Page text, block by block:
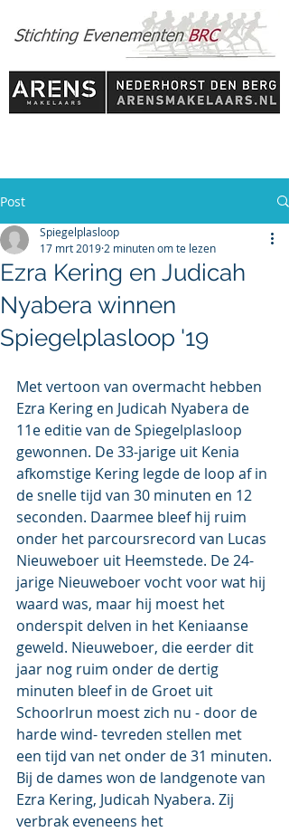
Post
Ezra Kering en Judicah
Nyabera winnen
Spiegelplasloop '19
Spiegelplasloop
17 mrt 2019 2 minuten om te lezen
Met vertoon van overmacht hebben
Ezra Kering en Judicah Nyabera de
11e editie van de Spiegelplasloop
gewonnen. De 33-jarige uit Kenia
afkomstige Kering legde de loop af in
de snelle tijd van 30 minuten en 12
seconden. Daarmee bleef hij ruim
onder het parcoursrecord van Lucas
Nieuweboer uit Heemstede. De 24-
jarige Nieuweboer vocht voor wat hij
waard was, maar hij moest het
onderspit delven in het Keniaanse
geweld. Nieuweboer, die eerder dit
jaar nog ruim onder de dertig
minuten bleef in de Groet uit
Schoorlrun moest zich nu - door de
harde wind- tevreden stellen met
een tijd van net onder de 31 minuten.
Bij de dames won de landgenote van
Ezra Kering, Judicah Nyabera. Zij
verbrak eveneens het